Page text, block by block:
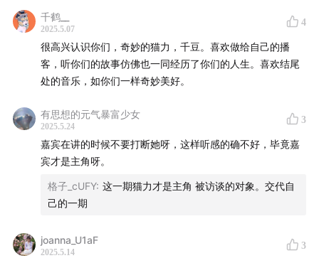
千鹤__
2025.5.07
4
很高兴认识你们，奇妙的猫力，千豆。喜欢做给自己的播
客，听你们的故事仿佛也一同经历了你们的人生。喜欢结尾
处的音乐，如你们一样奇妙美好。
有思想的元气暴富少女
2025.5.24
3
嘉宾在讲的时候不要打断她呀，这样听感的确不好，毕竟嘉
宾才是主角呀。
格子_cUFY: 这一期猫力才是主角 被访谈的对象。交代自
己的一期
joanna_U1aF
2025.5.14
3